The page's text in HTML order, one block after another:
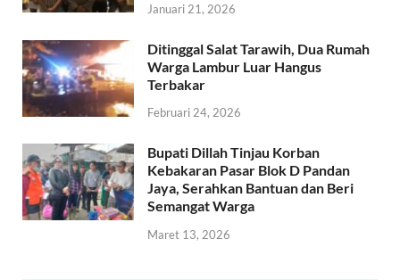
Januari 21, 2026
Ditinggal Salat Tarawih, Dua Rumah
Warga Lambur Luar Hangus
Terbakar
Februari 24, 2026
Bupati Dillah Tinjau Korban
Kebakaran Pasar Blok D Pandan
Jaya, Serahkan Bantuan dan Beri
Semangat Warga
Maret 13, 2026